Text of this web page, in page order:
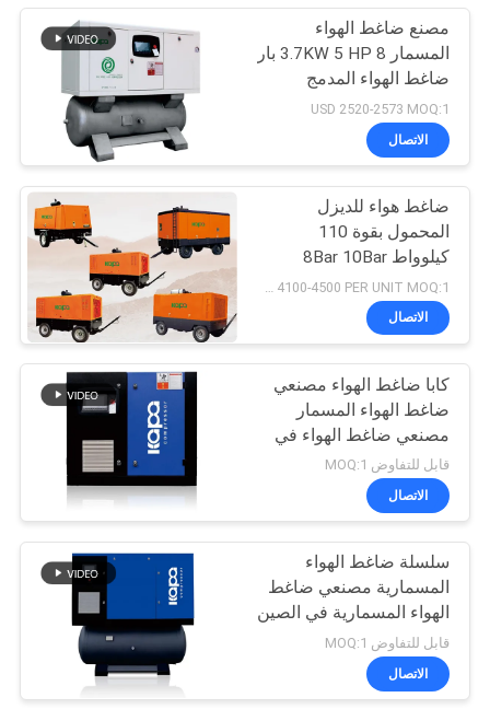
ضاغط هواء VSD
19
ضاغط هواء طبي
23
ضاغط هواء برغي
صناعي
14
مصنع ضاغط الهواء
المسمار 3.7KW 5 HP 8 بار
ضاغط الهواء المدمج
1500
USD 2520-2573 MOQ:1
الاتصال
ضاغط هواء للديزل
المحمول بقوة 110
كيلوواط 8Bar 10Bar
13Bar
الاتصال
كابا ضاغط الهواء مصنعي
ضاغط الهواء المسمار
مصنعي ضاغط الهواء في
الصين
قابل للتفاوض MOQ:1
الاتصال
سلسلة ضاغط الهواء
المسمارية مصنعي ضاغط
الهواء المسمارية في الصين
قابل للتفاوض MOQ:1
الاتصال